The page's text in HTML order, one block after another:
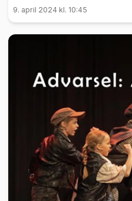
9. april 2024 kl. 10:45